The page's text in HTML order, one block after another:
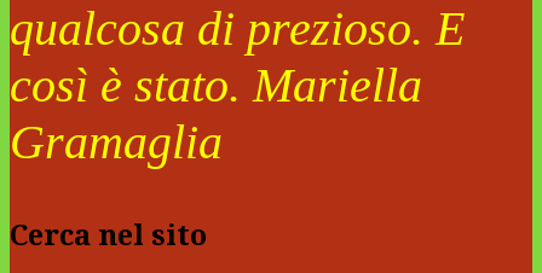
qualcosa di prezioso. E
così è stato. Mariella
Gramaglia
Cerca nel sito